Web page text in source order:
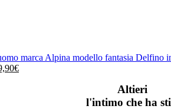
marca Alpina modello fantasia Delfino
€Il
Altieri
l'intimo che ha